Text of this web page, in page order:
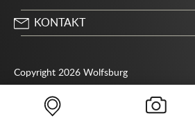
KONTAKT
38440 Wolfsburg
05361 28-1234
Copyright 2026 Wolfsburg